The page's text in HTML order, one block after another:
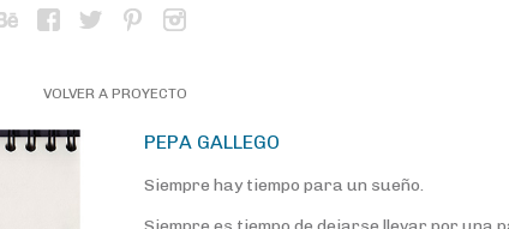
VOLVER A PROYECTO
PEPA GALLEGO
Siempre hay tiempo para un sueño.